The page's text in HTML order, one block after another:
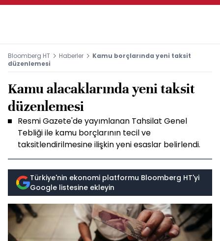
Bloomberg HT Haberler
Kamu borçlarında yeni taksit
düzenlemesi
Kamu alacaklarında yeni taksit
düzenlemesi
Resmi Gazete'de yayımlanan Tahsilat Genel
Tebliği ile kamu borçlarının tecil ve
taksitlendirilmesine ilişkin yeni esaslar belirlendi.
Türkiye'nin ekonomi platformu Bloomberg HT'yi
Google listesine ekleyin